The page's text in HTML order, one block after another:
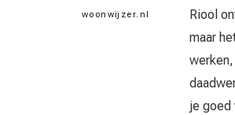
woonwijzer.nl
Riool
maar
je goed